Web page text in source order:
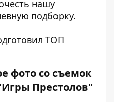
нашу
подборку.
ТОП
фото со съемок
Престолов"